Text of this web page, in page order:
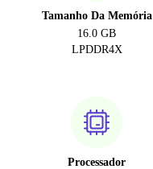
Tamanho Da Memória
16.0 GB
LPDDR4X
Processador